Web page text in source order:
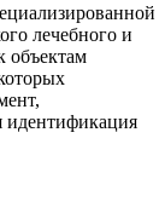
лечебного и
объектам
идентификация